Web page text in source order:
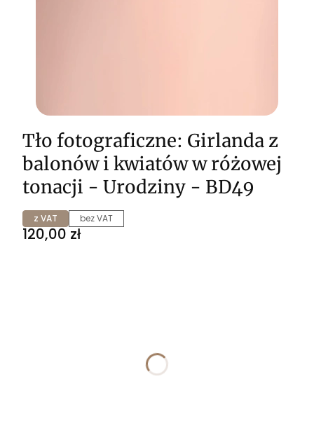
Tło fotograficzne: Girlanda z
balonów i kwiatów w różowej
tonacji - Urodziny - BD49
z VAT bez VAT
Cena
120,00 zł